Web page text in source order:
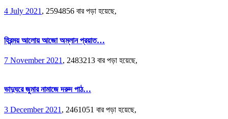
4 July 2021, 2594856 বার পড়া হয়েছে,
হিরন্ময় আলোয় আজো অম্লান প্রয়াত…
7 November 2021 , 2483213 বার পড়া হয়েছে,
ভাদুঘরে জুমার নামাজে দরুদ পাঠ…
3 December 2021 , 2461051 বার পড়া হয়েছে,